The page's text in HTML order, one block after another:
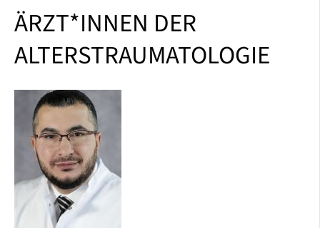
ÄRZT*INNEN DER
ALTERSTRAUMATOLOGIE